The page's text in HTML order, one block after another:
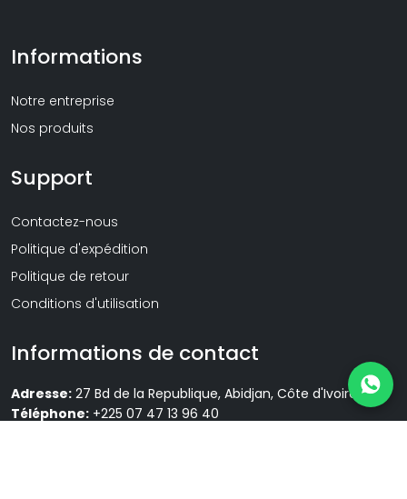
Informations
Notre entreprise
Nos produits
Support
Contactez-nous
Politique d'expédition
Politique de retour
Conditions d'utilisation
Informations de contact
Adresse: 27 Bd de la Republique, Abidjan, Côte d'Ivoire
Téléphone: +225 07 47 13 96 40